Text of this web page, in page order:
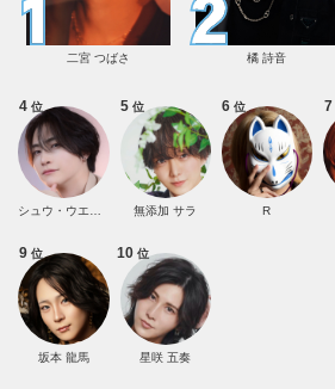
二宮 つばさ 橘 詩音
4 位 5 位
無添加 サラ
6 位
R
7
9 位
坂本 龍馬
10位
星咲 五奏